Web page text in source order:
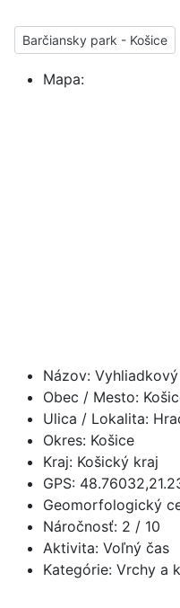
Barčiansky park - Košice
Barčiansky park - Košice
Mapa:
Názov:
Obec / Mesto:
Ulica / Lokalita:
Okres: Košice
Kraj: Košický kraj
GPS:
Geomorfologický
Náročnosť: 2 / 10
Aktivita: Voľný čas
Kategórie: Vrchy a